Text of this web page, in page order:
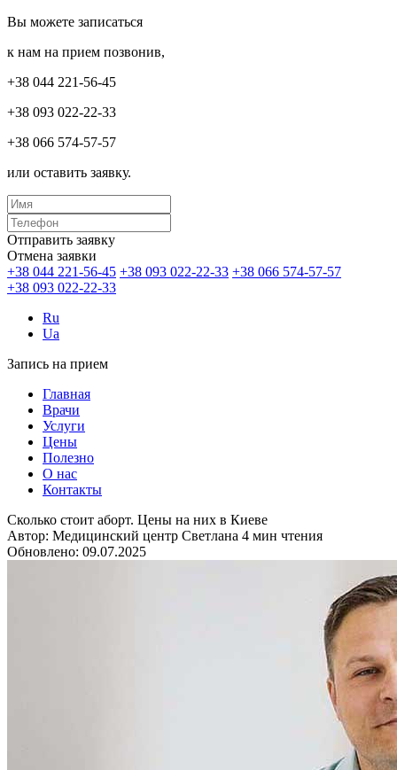
Вы можете записаться
к нам на прием позвонив,
+38 044 221-56-45
+38 093 022-22-33
+38 066 574-57-57
или оставить заявку.
Отправить заявку
Отмена заявки
+38 044 221-56-45 +38 093 022-22-33 +38 066 574-57-57
+38 093 022-22-33
Ru
Ua
Запись на прием
Главная
Врачи
Услуги
Цены
Полезно
О нас
Контакты
Сколько стоит аборт. Цены на них в Киеве
Автор: Медицинский центр Светлана 4 мин чтения
Обновлено: 09.07.2025